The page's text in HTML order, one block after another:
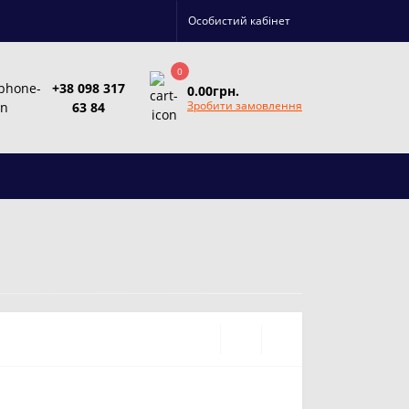
Особистий кабінет
+38 098 317
63 84
0
0.00грн.
Зробити замовлення